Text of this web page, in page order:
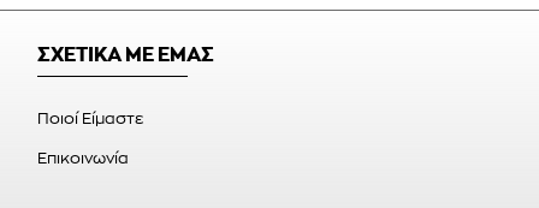
ΣΧΕΤΙΚΑ ΜΕ ΕΜΑΣ
Ποιοί Είμαστε
Επικοινωνία